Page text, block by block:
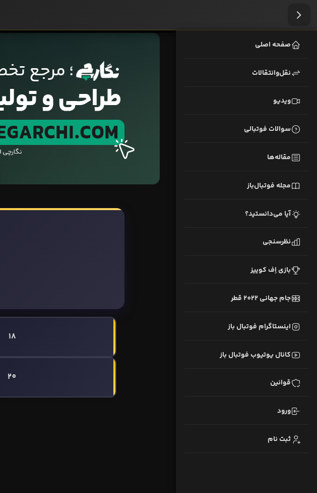
صفحه اصلی
نقل‌وانتقالات
ویدیو
سوالات فوتبالی
مقاله‌ها
مجله فوتبال‌باز
آیا می‌دانستید؟
نظرسنجی
بازی اِف کوییز
جام جهانی 2022 قطر
اینستاگرام فوتبال باز
کانال یوتیوب فوتبال باز
قوانین
ورود
ثبت نام
18
20